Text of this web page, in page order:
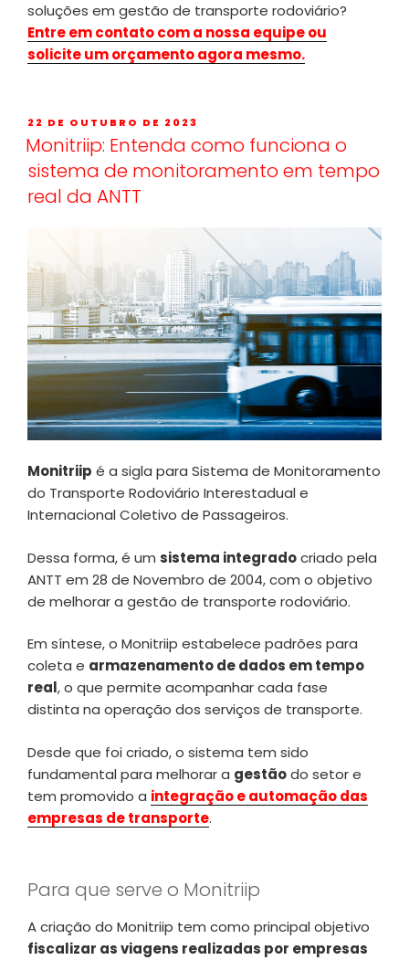
soluções em gestão de transporte rodoviário?
Entre em contato com a nossa equipe ou
solicite um orçamento agora mesmo.
22 DE OUTUBRO DE 2023
Monitriip: Entenda como funciona o
sistema de monitoramento em tempo
real da ANTT
Monitriip é a sigla para Sistema de Monitoramento
do Transporte Rodoviário Interestadual e
Internacional Coletivo de Passageiros.
Dessa forma, é um sistema integradocriado pela
ANTT em 28 de Novembro de 2004, com o objetivo
de melhorar a gestão de transporte rodoviário.
Em síntese, o Monitriip estabelece padrões para
coleta e armazenamento de dados em tempo
real, o que permite acompanhar cada fase
distinta na operação dos serviços de transporte.
Desde que foi criado, o sistema tem sido
fundamental para melhorar a gestãodo setor e
tem promovido a integração e automação das
empresas de transporte.
Para que serve o Monitriip
A criação do Monitriip tem como principal objetivo
fiscalizar as viagens realizadas por empresas